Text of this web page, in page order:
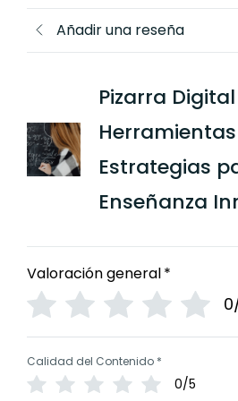
Instalación de
Explorando las
lápices, rotuladores,
(OpenBoard)
Importar, Copiar y
Cómo guardar y
presentaciones
Creación de mis
para OpenBoard
Incluyendo
en OpenBoard
Añadir una reseña
Pizarra
Estrategias
Enseñanza
Valoración general*
Calidad del Contenido *
0/5